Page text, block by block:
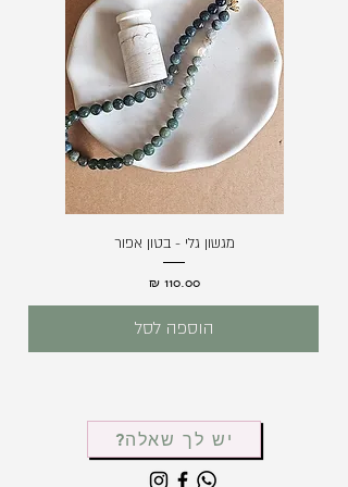
מגשון גלי - בטון אפור
מחיר‏110.00 ‏₪
הוספה לסל
יש לך שאלה?